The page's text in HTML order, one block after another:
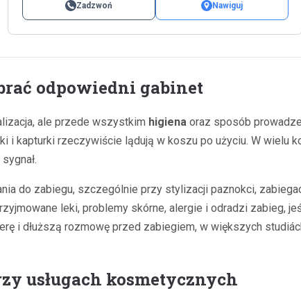
Zadzwoń Nawiguj
odpowiedni gabinet
ale przede wszystkim higiena oraz sposób
kapturki rzeczywiście lądują w koszu po użyciu. W wielu
do zabiegu, szczególnie przy stylizacji paznokci,
leki, problemy skórne, alergie i odradzi zabieg,
i dłuższą rozmowę przed zabiegiem, w większych
usługach kosmetycznych